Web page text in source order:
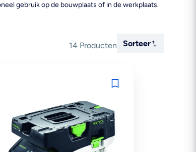
gebruik op de bouwplaats of in de werkplaats.
14 Producten
Sorteer
Sorteer